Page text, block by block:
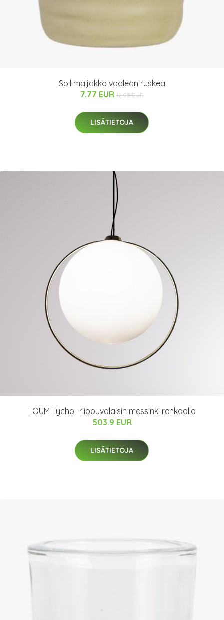
Soil maljakko vaalean ruskea
7.77 EUR 12.95 EUR
LISÄTIETOJA
LOUM Tycho -riippuvalaisin messinki renkaalla
503.9 EUR
LISÄTIETOJA